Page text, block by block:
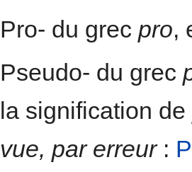
Pro- du grec pro,
Pseudo- du grec
la signification de
vue, par erreur: